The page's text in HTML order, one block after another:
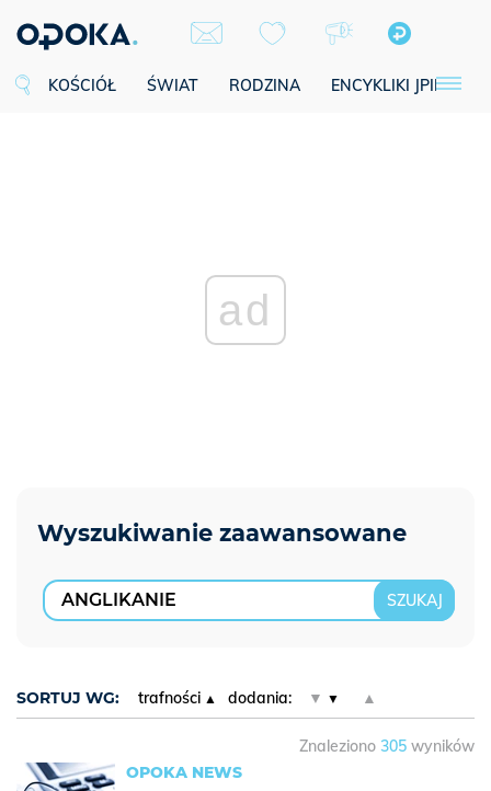
KOŚCIÓŁ ŚWIAT RODZINA ENCYKLIKI JPII
ad
SORTUJ WG: trafności dodania: ▼ ▲
Znaleziono 305 wyników
OPOKA NEWS